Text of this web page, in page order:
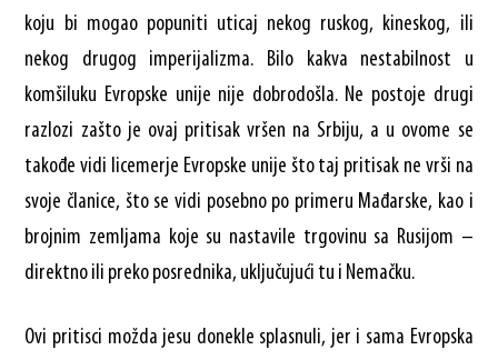
koju bi mogao popuniti uticaj nekog ruskog, kineskog, ili
nekog drugog imperijalizma. Bilo kakva nestabilnost u
komšiluku Evropske unije nije dobrodošla. Ne postoje drugi
razlozi zašto je ovaj pritisak vršen na Srbiju, a u ovome se
takođe vidi licemerje Evropske unije što taj pritisak ne vrši na
svoje članice, što se vidi posebno po primeru Mađarske, kao i
brojnim zemljama koje su nastavile trgovinu sa Rusijom –
direktno ili preko posrednika, uključujući tu i Nemačku.
Ovi pritisci možda jesu donekle splasnuli, jer i sama Evropska